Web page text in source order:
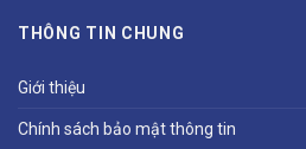
THÔNG TIN CHUNG
Giới thiệu
Chính sách bảo mật thông tin